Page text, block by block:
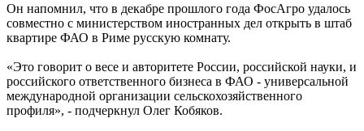
Он напомнил, что в декабре прошлого года ФосАгро удалось
совместно с министерством иностранных дел открыть в штаб
квартире ФАО в Риме русскую комнату.
«Это говорит о весе и авторитете России, российской науки, и
российского ответственного бизнеса в ФАО - универсальной
международной организации сельскохозяйственного
профиля», - подчеркнул Олег Кобяков.